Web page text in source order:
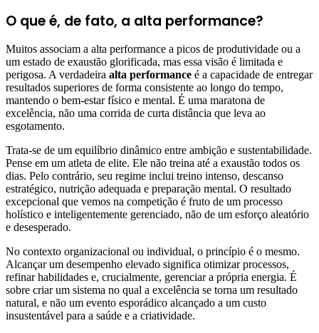
O que é, de fato, a alta performance?
Muitos associam a alta performance a picos de produtividade ou a
um estado de exaustão glorificada, mas essa visão é limitada e
perigosa. A verdadeira alta performance é a capacidade de entregar
resultados superiores de forma consistente ao longo do tempo,
mantendo o bem-estar físico e mental. É uma maratona de
excelência, não uma corrida de curta distância que leva ao
esgotamento.
Trata-se de um equilíbrio dinâmico entre ambição e sustentabilidade.
Pense em um atleta de elite. Ele não treina até a exaustão todos os
dias. Pelo contrário, seu regime inclui treino intenso, descanso
estratégico, nutrição adequada e preparação mental. O resultado
excepcional que vemos na competição é fruto de um processo
holístico e inteligentemente gerenciado, não de um esforço aleatório
e desesperado.
No contexto organizacional ou individual, o princípio é o mesmo.
Alcançar um desempenho elevado significa otimizar processos,
refinar habilidades e, crucialmente, gerenciar a própria energia. É
sobre criar um sistema no qual a excelência se torna um resultado
natural, e não um evento esporádico alcançado a um custo
insustentável para a saúde e a criatividade.